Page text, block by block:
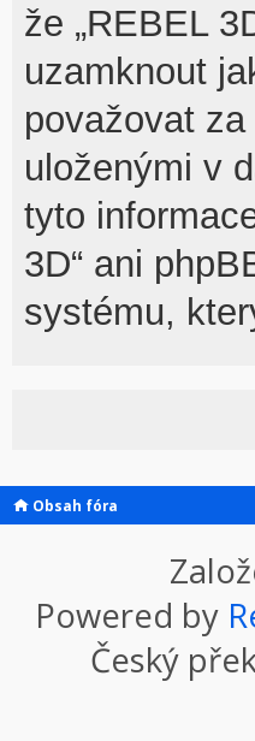
že „REBEL
uzamknout
považovat
uloženými v
tyto
3D“ ani
systému,
Obsah fóra
Powered by
Český